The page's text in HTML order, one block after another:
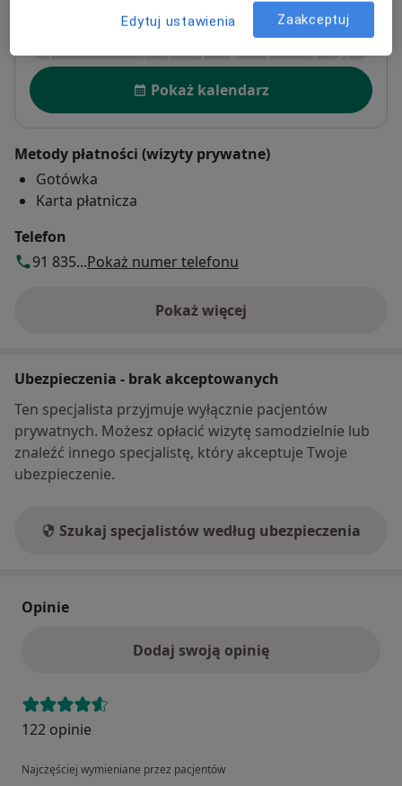
Powiększ mapęotwiera się w nowej karcie
Dostępność
Pokaż kalendarz
Metody płatności (wizyty prywatne)
Gotówka
Karta płatnicza
Telefon
91 835...Pokaż numer telefonu
Pokaż więcej
o adresie
Ubezpieczenia - brak akceptowanych
Ten specjalista przyjmuje wyłącznie pacjentów
prywatnych. Możesz opłacić wizytę samodzielnie lub
znaleźć innego specjalistę, który akceptuje Twoje
ubezpieczenie.
Szukaj specjalistów według ubezpieczenia
Opinie
Dodaj swoją opinię
122 opinie
Najczęściej wymieniane przez pacjentów
Edytuj ustawienia Zaakceptuj